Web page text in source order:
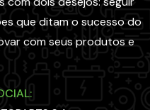
que ditam o sucesso do
com seus produtos e